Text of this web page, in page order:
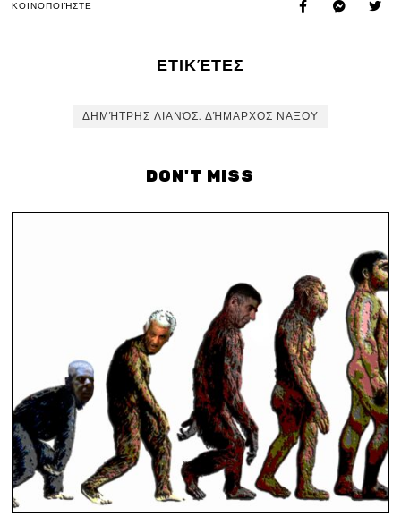
ΚΟΙΝΟΠΟΙΉΣΤΕ
ΕΤΙΚΈΤΕΣ
ΔΗΜΉΤΡΗΣ ΛΙΑΝΌΣ. ΔΉΜΑΡΧΟΣ ΝΑΞΟΥ
DON'T MISS